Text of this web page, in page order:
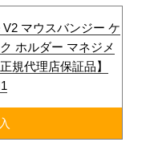
マウスバンジー ケ
ホルダー マネジメ
規代理店保証品】